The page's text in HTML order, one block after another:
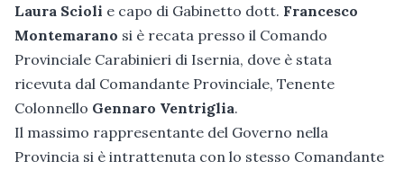
Laura Scioli e capo di Gabinetto dott. Francesco
Montemarano si è recata presso il Comando
Provinciale Carabinieri di Isernia, dove è stata
ricevuta dal Comandante Provinciale, Tenente
Colonnello Gennaro Ventriglia.
Il massimo rappresentante del Governo nella
Provincia si è intrattenuta con lo stesso Comandante